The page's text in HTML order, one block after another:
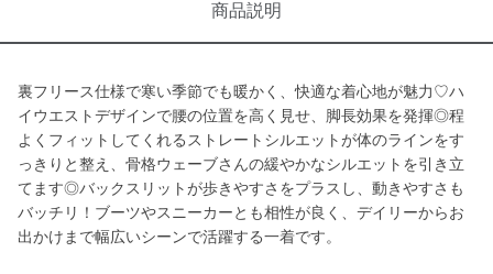
商品説明
裏フリース仕様で寒い季節でも暖かく、快適な着心地が魅力♡ハ
イウエストデザインで腰の位置を高く見せ、脚長効果を発揮◎程
よくフィットしてくれるストレートシルエットが体のラインをす
っきりと整え、骨格ウェーブさんの緩やかなシルエットを引き立
てます◎バックスリットが歩きやすさをプラスし、動きやすさも
バッチリ！ブーツやスニーカーとも相性が良く、デイリーからお
出かけまで幅広いシーンで活躍する一着です。